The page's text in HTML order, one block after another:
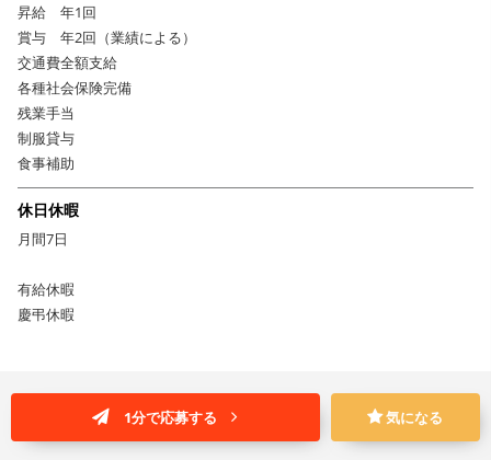
昇給 年1回
賞与 年2回（業績による）
交通費全額支給
各種社会保険完備
残業手当
制服貸与
食事補助
休日休暇
月間7日
有給休暇
慶弔休暇
1分で応募する 気になる